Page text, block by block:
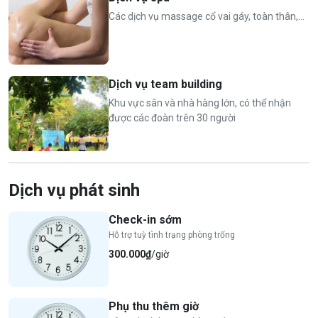
Các dịch vụ massage cổ vai gáy, toàn thân,...
Dịch vụ team building
Khu vực sân và nhà hàng lớn, có thể nhận
được các đoàn trên 30 người
Dịch vụ phát sinh
Check-in sớm
Hỗ trợ tuỳ tình trạng phòng trống
300.000₫/giờ
Phụ thu thêm giờ